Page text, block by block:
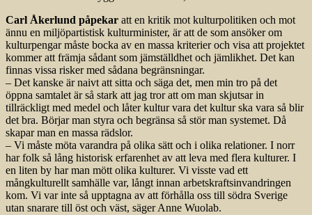
Carl Åkerlund påpekar att en kritik mot kulturpolitiken och mot
ännu en miljöpartistisk kulturminister, är att de som ansöker om
kulturpengar måste bocka av en massa kriterier och visa att projektet
kommer att främja sådant som jämställdhet och jämlikhet. Det kan
finnas vissa risker med sådana begränsningar.
– Det kanske är naivt att sitta och säga det, men min tro på det
öppna samtalet är så stark att jag tror att om man skjutsar in
tillräckligt med medel och låter kultur vara det kultur ska vara så blir
det bra. Börjar man styra och begränsa så stör man systemet. Då
skapar man en massa rädslor.
– Vi måste möta varandra på olika sätt och i olika relationer. I norr
har folk så lång historisk erfarenhet av att leva med flera kulturer. I
en liten by har man mött olika kulturer. Vi visste vad ett
mångkulturellt samhälle var, långt innan arbetskraftsinvandringen
kom. Vi var inte så upptagna av att förhålla oss till södra Sverige
utan snarare till öst och väst, säger Anne Wuolab.